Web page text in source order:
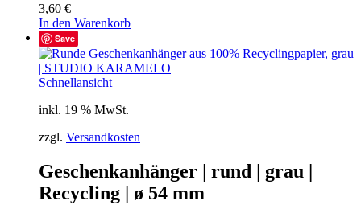
3,60 €
In den Warenkorb
Save
Schnellansicht
inkl. 19 % MwSt.
zzgl. Versandkosten
Geschenkanhänger | rund | grau |
Recycling | ø 54 mm